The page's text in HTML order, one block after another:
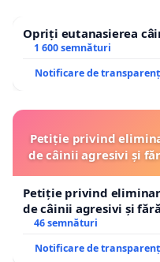
Opriți eutanasierea
1 600 semnături
Notificare de
Petiție privind
de câinii agresivi și
Petiție privind
de câinii agresivi și
46 semnături
Notificare de